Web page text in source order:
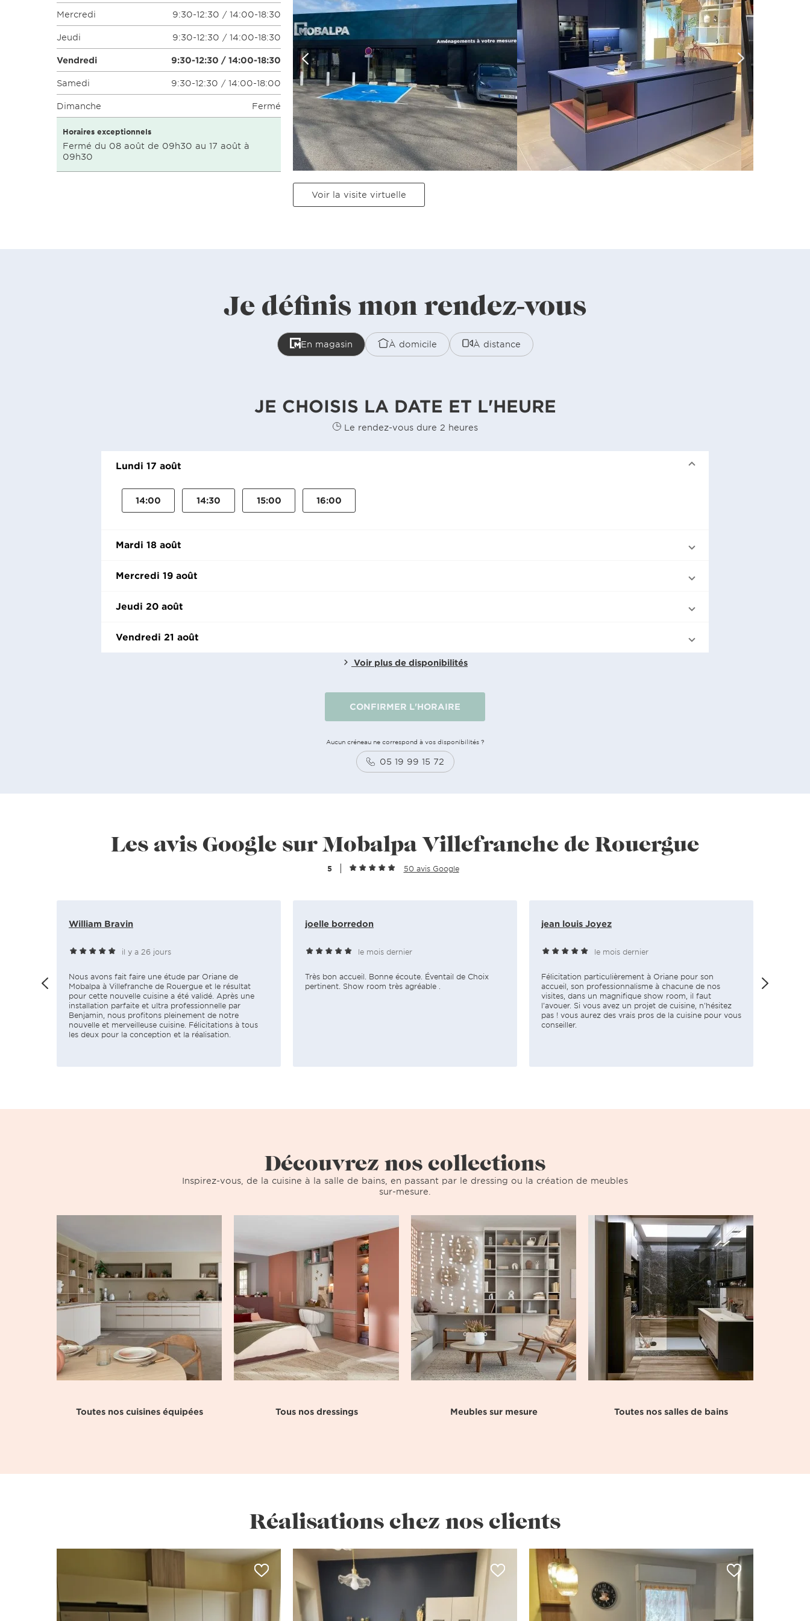
Mercredi 9:30-12:30 / 14:00-18:30
Jeudi 9:30-12:30 / 14:00-18:30
Vendredi 9:30-12:30 / 14:00-18:30
Samedi 9:30-12:30 / 14:00-18:00
Dimanche Fermé
Horaires exceptionnels
Fermé du 08 août de 09h30 au 17 août à
09h30
Voir la visite virtuelle
Je définis mon rendez-vous
En magasin À domicile À distance
JE CHOISIS LA DATE ET L'HEURE
Le rendez-vous dure 2 heures
Lundi 17 août
14:00 14:30 15:00 16:00
Mardi 18 août
Mercredi 19 août
Jeudi 20 août
Vendredi 21 août
Voir plus de disponibilités
CONFIRMER L'HORAIRE
Aucun créneau ne correspond à vos disponibilités ?
05 19 99 15 72
Les avis Google sur Mobalpa Villefranche de Rouergue
5 50 avis Google
William Bravin
il y a 26 jours
Nous avons fait faire une étude par Oriane de
Mobalpa à Villefranche de Rouergue et le résultat
pour cette nouvelle cuisine a été validé. Après une
installation parfaite et ultra professionnelle par
Benjamin, nous profitons pleinement de notre
nouvelle et merveilleuse cuisine. Félicitations à tous
les deux pour la conception et la réalisation.
joelle borredon
le mois dernier
Très bon accueil. Bonne écoute. Éventail de Choix
pertinent. Show room très agréable .
jean louis Joyez
le mois dernier
Félicitation particulièrement à Oriane pour son
accueil, son professionnalisme à chacune de nos
visites, dans un magnifique show room, il faut
l'avouer. Si vous avez un projet de cuisine, n'hésitez
pas ! vous aurez des vrais pros de la cuisine pour vous
conseiller.
Découvrez nos collections
Inspirez-vous, de la cuisine à la salle de bains, en passant par le dressing ou la création de meubles
sur-mesure.
Toutes nos cuisines équipées Tous nos dressings Meubles sur mesure Toutes nos salles de bains
Réalisations chez nos clients